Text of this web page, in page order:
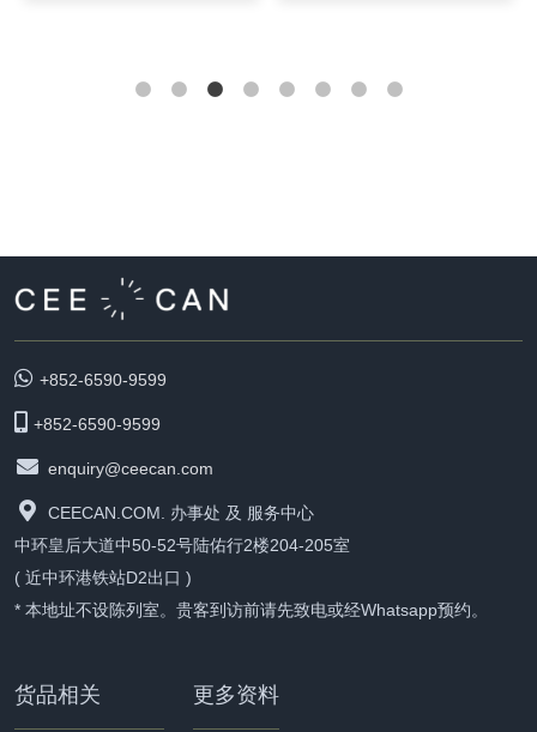
+852-6590-9599
+852-6590-9599
enquiry@ceecan.com
CEECAN.COM. 办事处 及 服务中心
中环皇后大道中50-52号陆佑行2楼204-205室
( 近中环港铁站D2出口 )
* 本地址不设陈列室。贵客到访前请先致电或经Whatsapp预约。
货品相关 更多资料